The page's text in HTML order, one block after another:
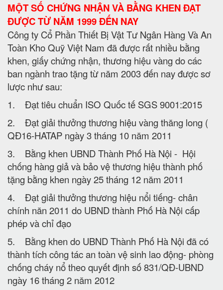
MỘT SỐ CHỨNG NHẬN VÀ BẰNG KHEN ĐẠT
ĐƯỢC TỪ NĂM 1999 ĐẾN NAY
Công ty Cổ Phần Thiết Bị Vật Tư Ngân Hàng Và An
Toàn Kho Quỹ Việt Nam đã được rất nhiều bằng
khen, giấy chứng nhận, thương hiệu vàng do các
ban ngành trao tặng từ năm 2003 đến nay được sơ
lược như sau:
1. Đạt tiêu chuẩn ISO Quốc tế SGS 9001:2015
2. Đạt giải thưởng thương hiệu vàng thăng long (
QĐ16-HATAP ngày 3 tháng 10 năm 2011
3. Bằng khen UBND Thành Phố Hà Nội - Hội
chống hàng giả và bảo vệ thương hiệu thành phố
tặng bằng khen ngày 25 tháng 12 năm 2011
4. Đạt giải thưởng thương hiệu nổi tiếng- chân
chính năn 2011 do UBND thành Phố Hà Nội cấp
phép và chỉ đạo
5. Bằng khen do UBND Thành Phố Hà Nội đã có
thành tích công tác an toàn vệ sinh lao động- phòng
chống cháy nổ theo quyết định số 831/QĐ-UBND
ngày 16 tháng 2 năm 2012